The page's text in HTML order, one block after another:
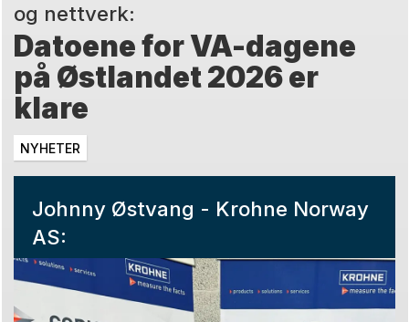
og nettverk:
Datoene for VA-dagene
på Østlandet 2026 er
klare
NYHETER
Johnny Østvang - Krohne Norway
AS: